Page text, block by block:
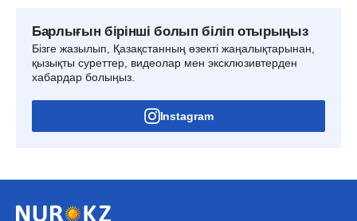
Барлығын бірінші болып біліп отырыңыз
Бізге жазылып, Қазақстанның өзекті жаңалықтарынан,
қызықты суреттер, видеолар мен эксклюзивтерден
хабардар болыңыз.
Instagram